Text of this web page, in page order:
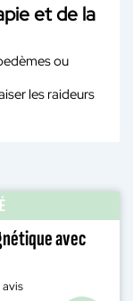
et de la
ou
les raideurs
avec
avis